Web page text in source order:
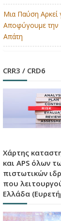
Μια Παύση Αρκεί
Αποφύγουμε την
Απάτη
CRR3 / CRD6
Χάρτης
και APS όλων
πιστωτικών
που
Ελλάδα